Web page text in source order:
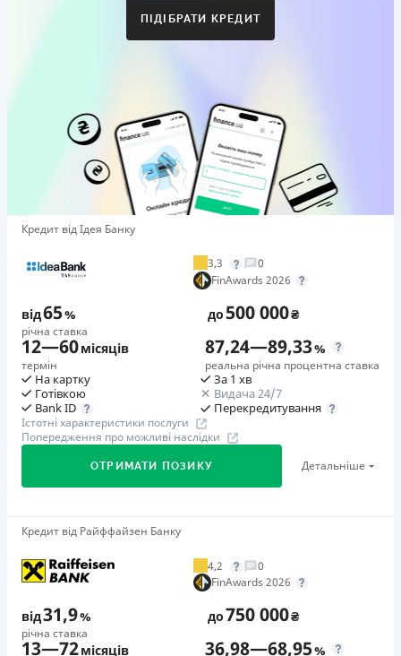
Коли друг реєструється та отримує перший кредит
Бронзовий призер FinAwards 2026 «Найкраща програма
лояльності»
Перший займ
вiд 0,01%/день до 30 000 ₴
Повторний займ
Додаткова комісія за дострокове погашення
у будь-який момент можна повністю погасити позику без
додаткових плат
Страховка
відсутня
Штрафи
Неустойка за невиконання та/або неналежне виконання
споживачем грошових зобов’язань: штраф у розмірі 75%
від суми невиконаного та/або неналежного виконання
зобов’язання на 2-й день кожного факту такого
невиконання та/або неналежного виконання.
Детальніше читайте на сайті МФО.
Необхідні документи
Паспорт,ІПН
Вік
18 - 65 років
Переваги
ПІДІБРАТИ КРЕДИТ
Кредит від Ідея Банку
3,3
0
FinAwards 2026
від65%
річна ставка
до500 000₴
12—60місяців
термін
87,24—89,33%
реальна річна процентна ставка
На картку
Готівкою
Bank ID
За 1 хв
Видача 24/7
Перекредитування
Істотні характеристики послуги
Попередження про можливі наслідки
ОТРИМАТИ ПОЗИКУ Детальніше
🥇Переможець FinAwards 2026
Переможець FinAwards 2026 «Найкращий кредит
готівкою»
вiд 65%/рік до 500 000 ₴
Додаткова комісія за дострокове погашення
Кредит від Райффайзен Банку
4,2
0
FinAwards 2026
від31,9%
річна ставка
до750 000₴
13—72місяців 36,98—68,95%